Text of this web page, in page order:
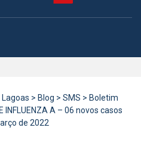
> Blog > SMS > Boletim
INFLUENZA A – 06 novos casos
de 2022